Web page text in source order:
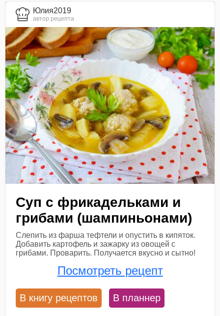
Юлия2019
автор рецепта
Суп с фрикадельками и
грибами (шампиньонами)
Слепить из фарша тефтели и опустить в кипяток.
Добавить картофель и зажарку из овощей с
грибами. Проварить. Получается вкусно и сытно!
Посмотреть рецепт
В книгу рецептов В планнер